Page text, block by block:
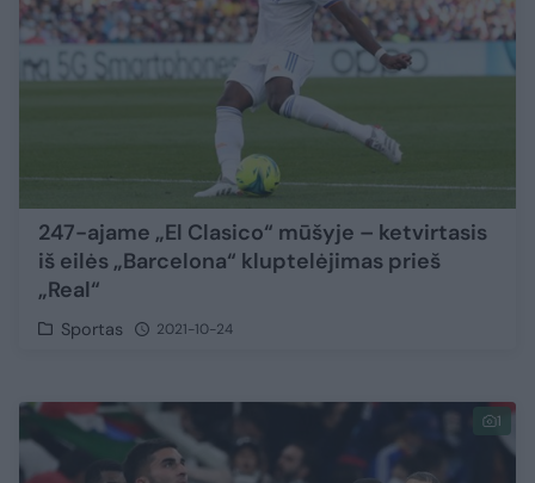
247-ajame „El Clasico“ mūšyje – ketvirtasis
iš eilės „Barcelona“ kluptelėjimas prieš
„Real“
Sportas 2021-10-24
1